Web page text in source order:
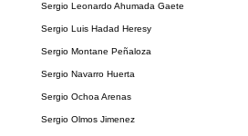
Sergio Leonardo Ahumada Gaete
Sergio Luis Hadad Heresy
Sergio Montane Peñaloza
Sergio Navarro Huerta
Sergio Ochoa Arenas
Sergio Olmos Jimenez